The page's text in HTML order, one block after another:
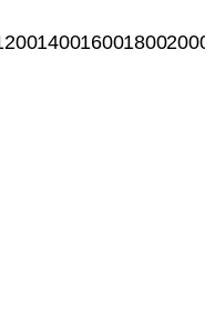
1400160018002000